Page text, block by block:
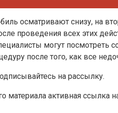
осматривают снизу, на
проведения всех этих
могут посмотреть
после того, как все
на рассылку.
материала активная ссылка